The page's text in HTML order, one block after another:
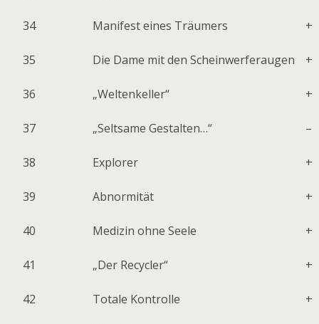
34 Manifest eines Träumers +
35 Die Dame mit den Scheinwerferaugen +
36 „Weltenkeller“ +
37 „Seltsame Gestalten…“ –
38 Explorer +
39 Abnormität +
40 Medizin ohne Seele +
41 „Der Recycler“ +
42 Totale Kontrolle +